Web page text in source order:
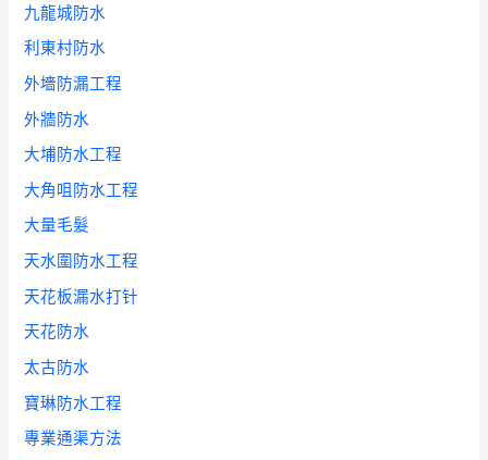
九龍城防水
利東村防水
外墻防漏工程
外牆防水
大埔防水工程
大角咀防水工程
大量毛髮
天水圍防水工程
天花板漏水打针
天花防水
太古防水
寶琳防水工程
專業通渠方法